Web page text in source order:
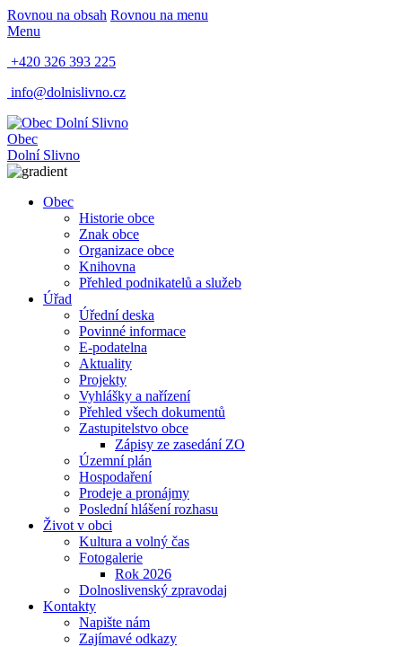
Rovnou na obsah Rovnou na menu
Menu
+420 326 393 225
info@dolnislivno.cz
Obec
Dolní Slivno
Obec
Historie obce
Znak obce
Organizace obce
Knihovna
Přehled podnikatelů a služeb
Úřad
Úřední deska
Povinné informace
E-podatelna
Aktuality
Projekty
Vyhlášky a nařízení
Přehled všech dokumentů
Zastupitelstvo obce
Zápisy ze zasedání ZO
Územní plán
Hospodaření
Prodeje a pronájmy
Poslední hlášení rozhasu
Život v obci
Kultura a volný čas
Fotogalerie
Rok 2026
Dolnoslivenský zpravodaj
Kontakty
Napište nám
Zajímavé odkazy